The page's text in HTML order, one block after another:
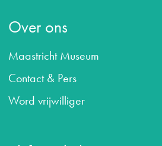
Over ons
Maastricht Museum
Contact & Pers
Word vrijwilliger